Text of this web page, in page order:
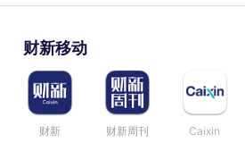
财新移动
财新 财新周刊 Caixin